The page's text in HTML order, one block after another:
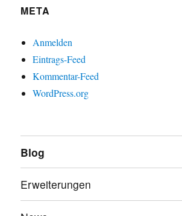
META
Anmelden
Eintrags-Feed
Kommentar-Feed
WordPress.org
Blog
Erweiterungen